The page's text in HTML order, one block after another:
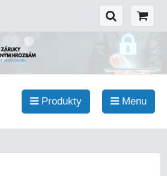
Produkty Menu